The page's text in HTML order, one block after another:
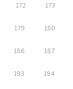
172 173
179 180
186 187
193 194